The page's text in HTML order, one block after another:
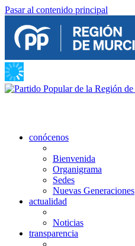
Pasar al contenido principal
conócenos
Bienvenida
Organigrama
Sedes
Nuevas Generaciones
actualidad
Noticias
transparencia